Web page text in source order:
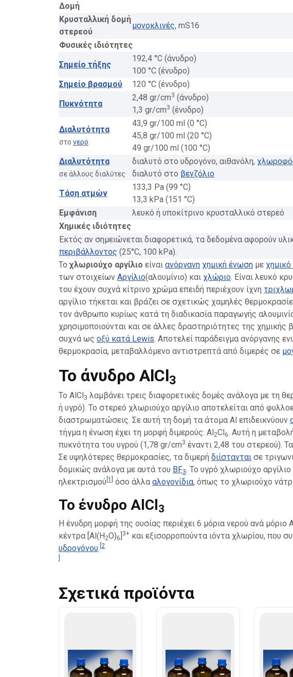
Δομή
Κρυσταλλική δομή
στερεού
μονοκλινές, mS16
Φυσικές ιδιότητες
Σημείο τήξης
192,4 °C (άνυδρο)
100 °C (ένυδρο)
Σημείο βρασμού
120 °C (ένυδρο)
Πυκνότητα
2,48 gr/cm3 (άνυδρο)
1,3 gr/cm3 (ένυδρο)
Διαλυτότητα
στο νερό
43,9 gr/100 ml (0 °C)
45,8 gr/100 ml (20 °C)
49 gr/100 ml (100 °C)
Διαλυτότητα
σε άλλους διαλύτες
διαλυτό στο υδρογόνο, αιθανόλη,
διαλυτό στο βενζόλιο
Τάση ατμών
133,3 Pa (99 °C)
13,3 kPa (151 °C)
Εμφάνιση
λευκό ή υποκίτρινο κρυσταλλικό στερεό
Χημικές ιδιότητες
Εκτός αν σημειώνεται διαφορετικά, τα δεδομένα αφορούν
περιβάλλοντος (25°C, 100 kPa).
Τοχλωριούχο αργίλιο είναι ανόργανη χημική ένωση με
των στοιχείων Αργίλιο(αλουμίνιο) και χλώριο. Είναι λευκό
του έχουν συχνά κίτρινο χρώμα επειδή περιέχουν ίχνη
αργίλιο τήκεται και βράζει σε σχετικώς χαμηλές
τον άνθρωπο κυρίως κατά τη διαδικασία παραγωγής
χρησιμοποιούνται και σε άλλες δραστηριότητες της χημικής
συχνά ως οξύ κατά Lewis. Αποτελεί παράδειγμα ανόργανης
θερμοκρασία, μεταβαλλόμενο αντιστρεπτά από διμερές σε
Το άνυδρο AlCl3
Το AlCl3 λαμβάνει τρεις διαφορετικές δομές ανάλογα με τη
ή υγρό). Το στερεό χλωριούχο αργίλιο αποτελείται από
διαστρωματώσεις. Σε αυτή τη δομή τα άτομα Al επιδεικνύουν
τήγμα η ένωση έχει τη μορφή διμερούς: Al2Cl6. Αυτή η
πυκνότητα του υγρού (1,78 gr/cm3 έναντι 2,48 του στερεού).
Σε υψηλότερες θερμοκρασίες, τα διμερή διίστανται σε
δομικώς ανάλογα με αυτά του BF3. Το υγρό χλωριούχο
ηλεκτρισμού [1] όσο άλλα αλογονίδια, όπως το χλωριούχο
Το ένυδρο AlCl3
Η ένυδρη μορφή της ουσίας περιέχει 6 μόρια νερού ανά μόριο
κέντρα [Al(H2O)6] 3+ και εξισορροπούντα ιόντα χλωρίου, που
υδρογόνου. [2
Σχετικά προϊόντα